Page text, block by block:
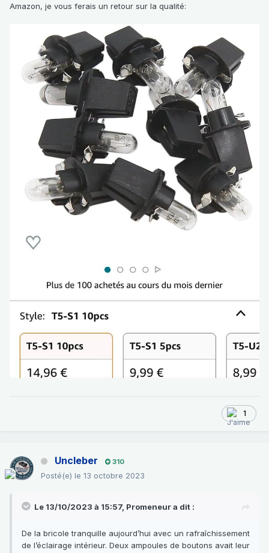
Amazon, je vous ferais un retour sur la qualité:
1
Uncleber 310
Posté(e) le 13 octobre 2023
Le 13/10/2023 à 15:57, Promeneura dit :
De la bricole tranquille aujourd’hui avec un rafraîchissement
de l’éclairage intérieur. Deux ampoules de boutons avait leur